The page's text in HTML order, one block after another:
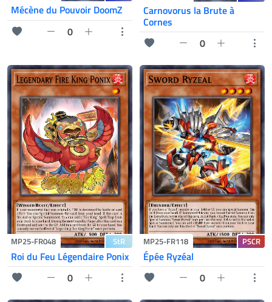
Mécène du Pouvoir DoomZ
0
Carnovorus la Brute à
Cornes
0
MP25-FR048 StR
Roi du Feu Légendaire Ponix
0
MP25-FR118 PSCR
Épée Ryzéal
0